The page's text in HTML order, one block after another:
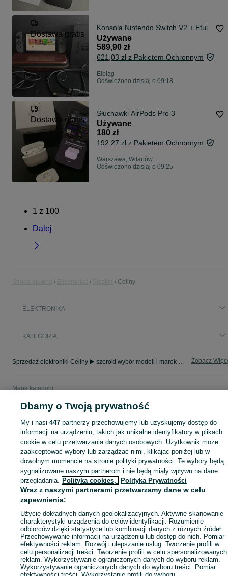
Dostawa gratis
Konsola Nintendo Switch V2 + Etui
Używane
589,90 zł
621,03 zł z Pakietem Ochronnym
Elbląg
Odświeżono dzisiaj o 09:18
Dostawa gratis
Słuchawki AirPods Pro 3
Używane
180 zł
192,27 zł z Pakietem Ochronnym
Warszawa, Wilanów
Odświeżono dzisiaj o 09:25
1 z 100
Dalej
Celiny
ELEKTRONIKA
KATEGORIA
Sprzedaż elektroniki Celiny ▶️ szeroki wybór modeli i marek ✅ Nowe i używane oferty w atrakcyjnych cenach ☝ Sprawdź ogłoszenia online na OLX.pl! Zobacz
Mapa kategorii
Mapa miejscowości
Popularne wyszukiwania
Dbamy o Twoją prywatność
My i nasi447 partnerzy przechowujemy lub uzyskujemy dostęp do
informacji na urządzeniu, takich jak unikalne identyfikatory w plikach
cookie w celu przetwarzania danych osobowych. Użytkownik może
zaakceptować wybory lub zarządzać nimi, klikając poniżej lub w
dowolnym momencie na stronie polityki prywatności. Te wybory będą
sygnalizowane naszym partnerom i nie będą miały wpływu na dane
przeglądania. Polityka cookies, Polityka Prywatności
Wraz z naszymi partnerami przetwarzamy dane w celu
zapewnienia:
Użycie dokładnych danych geolokalizacyjnych. Aktywne skanowanie
charakterystyki urządzenia do celów identyfikacji. Rozumienie
odbiorców dzięki statystyce lub kombinacji danych z różnych źródeł.
Przechowywanie informacji na urządzeniu lub dostęp do nich. Pomiar
efektywności reklam. Rozwój i ulepszanie usług. Tworzenie profili w
celu personalizacji treści. Tworzenie profili w celu spersonalizowanych
reklam. Wykorzystywanie ograniczonych danych do wyboru reklam.
Wykorzystywanie ograniczonych danych do wyboru treści. Pomiar